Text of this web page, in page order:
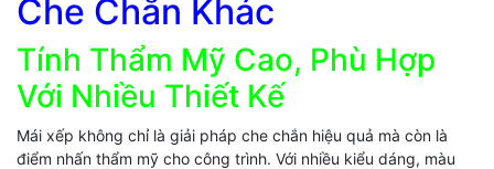
Che Chắn Khác
Tính Thẩm Mỹ Cao, Phù Hợp
Với Nhiều Thiết Kế
Mái xếp không chỉ là giải pháp che chắn hiệu quả mà còn là
điểm nhấn thẩm mỹ cho công trình. Với nhiều kiểu dáng, màu